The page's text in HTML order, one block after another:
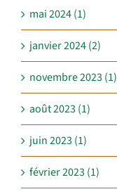
mai 2024 (1)
janvier 2024 (2)
novembre 2023 (1)
août 2023 (1)
juin 2023 (1)
février 2023 (1)